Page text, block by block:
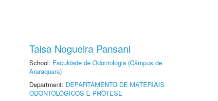
Taisa Nogueira Pansani
School: Faculdade de Odontologia (Câmpus de
Araraquara)
Department: DEPARTAMENTO DE MATERIAIS
ODONTOLÓGICOS E PRÓTESE